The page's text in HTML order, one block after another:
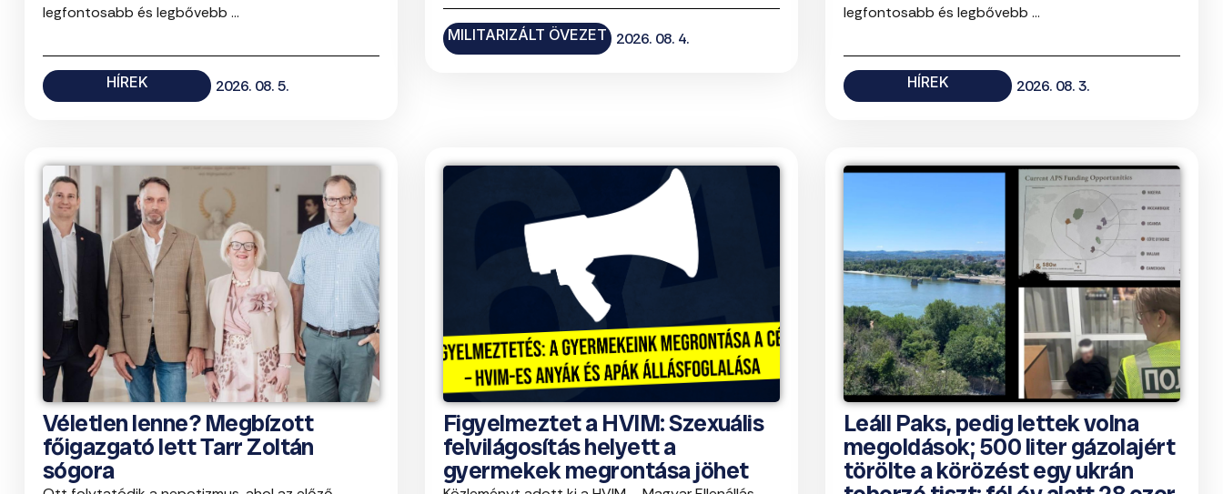
legfontosabb és legbővebb ...
HÍREK 2026. 08. 5.
MILITARIZÁLT ÖVEZET 2026. 08. 4.
legfontosabb és legbővebb ...
HÍREK 2026. 08. 3.
Véletlen lenne? Megbízott
főigazgató lett Tarr Zoltán
sógora
Figyelmeztet a HVIM: Szexuális
felvilágosítás helyett a
gyermekek megrontása jöhet
Leáll Paks, pedig lettek volna
megoldások; 500 liter gázolajért
törölte a körözést egy ukrán